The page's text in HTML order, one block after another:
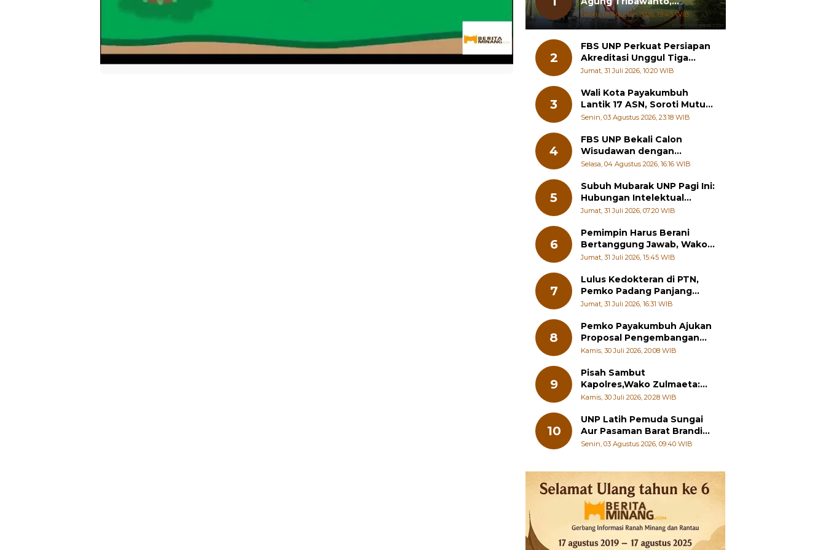
Tekankan Peningkatan
Pelayanan dan Sinergi
Sabtu, 01 Agustus 2026, 19:43 WIB
2
FBS UNP Perkuat Persiapan
Akreditasi Unggul Tiga
Program Studi
Jumat, 31 Juli 2026, 10:20 WIB
3
Wali Kota Payakumbuh
Lantik 17 ASN, Soroti Mutu
Sekolah hingga Pelayanan
Senin, 03 Agustus 2026, 23:18 WIB
4
FBS UNP Bekali Calon
Wisudawan dengan
Wawasan Karier Global dan
Selasa, 04 Agustus 2026, 16:16 WIB
5
Subuh Mubarak UNP Pagi Ini:
Hubungan Intelektual
dengan Etos Kerja
Jumat, 31 Juli 2026, 07:20 WIB
6
Pemimpin Harus Berani
Bertanggung Jawab, Wako
Padang Panjang Buka
Pelajar
Jumat, 31 Juli 2026, 15:45 WIB
7
Lulus Kedokteran di PTN,
Pemko Padang Panjang
Siapkan Beasiswa Penuh
Jumat, 31 Juli 2026, 16:31 WIB
8
Pemko Payakumbuh Ajukan
Proposal Pengembangan
RSUD dr. Adnaan WD
Kesehatan
Kamis, 30 Juli 2026, 20:08 WIB
9
Pisah Sambut
Kapolres,Wako Zulmaeta:
Sinergi Pemko dan Polres
Pembangunan
Kamis, 30 Juli 2026, 20:28 WIB
10
UNP Latih Pemuda Sungai
Aur Pasaman Barat Branding
Wisata Beringin
Senin, 03 Agustus 2026, 09:40 WIB